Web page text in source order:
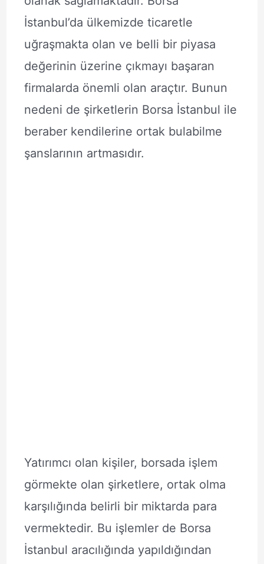
İstanbul’da ülkemizde ticaretle
uğraşmakta olan ve belli bir piyasa
değerinin üzerine çıkmayı başaran
firmalarda önemli olan araçtır. Bunun
nedeni de şirketlerin Borsa İstanbul ile
beraber kendilerine ortak bulabilme
şanslarının artmasıdır.
Yatırımcı olan kişiler, borsada işlem
görmekte olan şirketlere, ortak olma
karşılığında belirli bir miktarda para
vermektedir. Bu işlemler de Borsa
İstanbul aracılığında yapıldığından